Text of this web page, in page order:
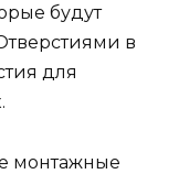
будут
в
для
монтажные